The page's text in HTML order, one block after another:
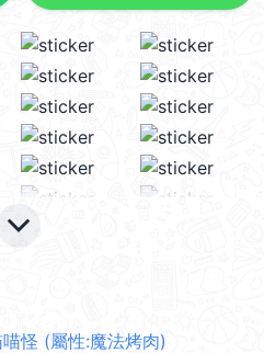
keyboard_arrow_down
怪 (屬性:魔法烤肉)